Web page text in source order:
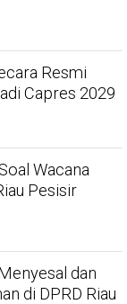
Resmi
Capres 2029
Wacana
Pesisir
dan
di DPRD Riau